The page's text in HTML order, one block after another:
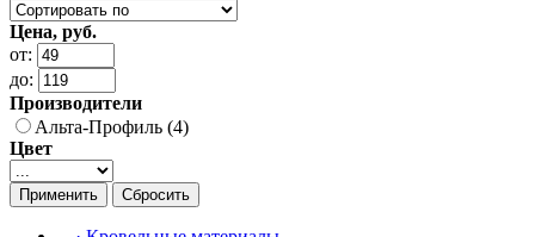
Цена, руб.
от:
до:
Производители
Альта-Профиль (4)
Цвет
Применить Сбросить